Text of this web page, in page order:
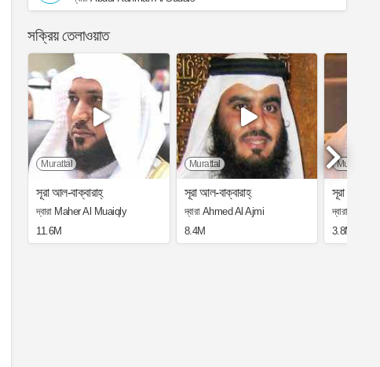
সক্রিয় তেলাওয়াত
Murattal
সূরা আল-বাক্বারাহ্
দ্বারা Maher Al Muaiqly
11.6M
Murattal
সূরা আল-বাক্বারাহ্
দ্বারা Ahmed Al Ajmi
8.4M
Murattal
সূরা আল-
দ্বারা Saad
3.8M